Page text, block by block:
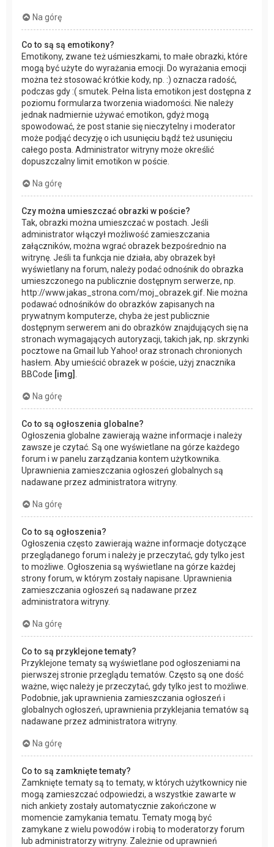
Na górę
Co to są są emotikony?
Emotikony, zwane też uśmieszkami, to małe obrazki, które
mogą być użyte do wyrażania emocji. Do wyrażania emocji
można też stosować krótkie kody, np. :) oznacza radość,
podczas gdy :( smutek. Pełna lista emotikon jest dostępna z
poziomu formularza tworzenia wiadomości. Nie należy
jednak nadmiernie używać emotikon, gdyż mogą
spowodować, że post stanie się nieczytelny i moderator
może podjąć decyzję o ich usunięciu bądź też usunięciu
całego posta. Administrator witryny może określić
dopuszczalny limit emotikon w poście.
Na górę
Czy można umieszczać obrazki w poście?
Tak, obrazki można umieszczać w postach. Jeśli
administrator włączył możliwość zamieszczania
załączników, można wgrać obrazek bezpośrednio na
witrynę. Jeśli ta funkcja nie działa, aby obrazek był
wyświetlany na forum, należy podać odnośnik do obrazka
umieszczonego na publicznie dostępnym serwerze, np.
http://www.jakas_strona.com/moj_obrazek.gif. Nie można
podawać odnośników do obrazków zapisanych na
prywatnym komputerze, chyba że jest publicznie
dostępnym serwerem ani do obrazków znajdujących się na
stronach wymagających autoryzacji, takich jak, np. skrzynki
pocztowe na Gmail lub Yahoo! oraz stronach chronionych
hasłem. Aby umieścić obrazek w poście, użyj znacznika
BBCode [img] .
Na górę
Co to są ogłoszenia globalne?
Ogłoszenia globalne zawierają ważne informacje i należy
zawsze je czytać. Są one wyświetlane na górze każdego
forum i w panelu zarządzania kontem użytkownika.
Uprawnienia zamieszczania ogłoszeń globalnych są
nadawane przez administratora witryny.
Na górę
Co to są ogłoszenia?
Ogłoszenia często zawierają ważne informacje dotyczące
przeglądanego forum i należy je przeczytać, gdy tylko jest
to możliwe. Ogłoszenia są wyświetlane na górze każdej
strony forum, w którym zostały napisane. Uprawnienia
zamieszczania ogłoszeń są nadawane przez
administratora witryny.
Na górę
Co to są przyklejone tematy?
Przyklejone tematy są wyświetlane pod ogłoszeniami na
pierwszej stronie przeglądu tematów. Często są one dość
ważne, więc należy je przeczytać, gdy tylko jest to możliwe.
Podobnie, jak uprawnienia zamieszczania ogłoszeń i
globalnych ogłoszeń, uprawnienia przyklejania tematów są
nadawane przez administratora witryny.
Na górę
Co to są zamknięte tematy?
Zamknięte tematy są to tematy, w których użytkownicy nie
mogą zamieszczać odpowiedzi, a wszystkie zawarte w
nich ankiety zostały automatycznie zakończone w
momencie zamykania tematu. Tematy mogą być
zamykane z wielu powodów i robią to moderatorzy forum
lub administratorzy witryny. Zależnie od uprawnień